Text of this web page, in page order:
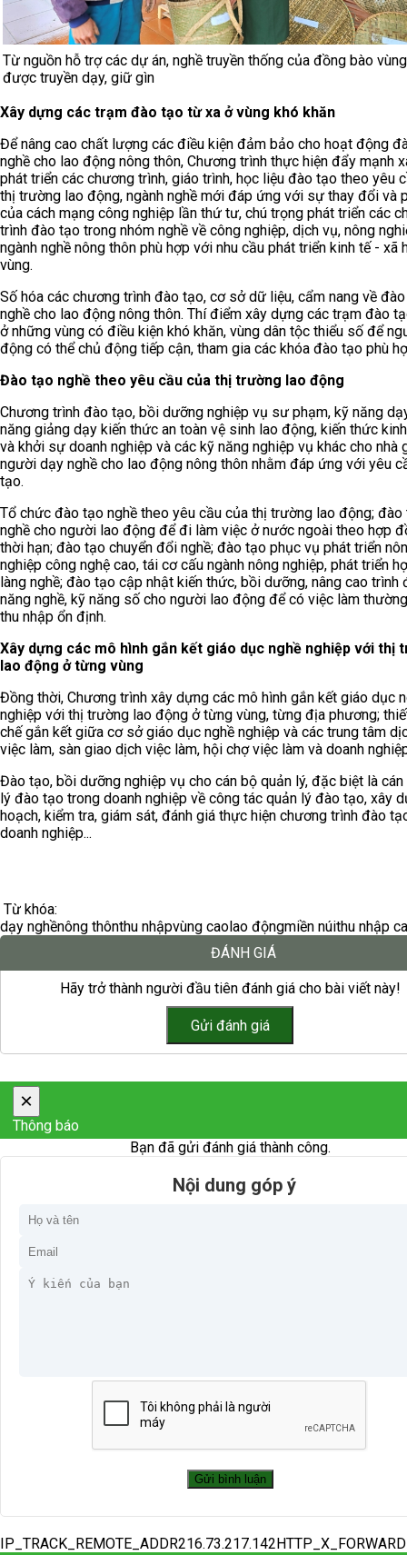
Từ nguồn hỗ trợ các dự án, nghề truyền thống của đồng bào
được truyền dạy, giữ gìn
Xây dựng các trạm đào tạo từ xa ở vùng khó khăn
Để nâng cao chất lượng các điều kiện đảm bảo cho hoạt động
nghề cho lao động nông thôn, Chương trình thực hiện đẩy mạnh
phát triển các chương trình, giáo trình, học liệu đào tạo theo yêu
thị trường lao động, ngành nghề mới đáp ứng với sự thay đổi và
của cách mạng công nghiệp lần thứ tư, chú trọng phát triển các
trình đào tạo trong nhóm nghề về công nghiệp, dịch vụ, nông
ngành nghề nông thôn phù hợp với nhu cầu phát triển kinh tế - xã
vùng.
Số hóa các chương trình đào tạo, cơ sở dữ liệu, cẩm nang về
nghề cho lao động nông thôn. Thí điểm xây dựng các trạm đào
ở những vùng có điều kiện khó khăn, vùng dân tộc thiểu số để
động có thể chủ động tiếp cận, tham gia các khóa đào tạo phù
Đào tạo nghề theo yêu cầu của thị trường lao động
Chương trình đào tạo, bồi dưỡng nghiệp vụ sư phạm, kỹ năng
năng giảng dạy kiến thức an toàn vệ sinh lao động, kiến thức
và khởi sự doanh nghiệp và các kỹ năng nghiệp vụ khác cho nhà
người dạy nghề cho lao động nông thôn nhằm đáp ứng với yêu
tạo.
Tổ chức đào tạo nghề theo yêu cầu của thị trường lao động; đào
nghề cho người lao động để đi làm việc ở nước ngoài theo hợp
thời hạn; đào tạo chuyển đổi nghề; đào tạo phục vụ phát triển
nghiệp công nghệ cao, tái cơ cấu ngành nông nghiệp, phát triển
làng nghề; đào tạo cập nhật kiến thức, bồi dưỡng, nâng cao trình
năng nghề, kỹ năng số cho người lao động để có việc làm
thu nhập ổn định.
Xây dựng các mô hình gắn kết giáo dục nghề nghiệp với thị
lao động ở từng vùng
Đồng thời, Chương trình xây dựng các mô hình gắn kết giáo dục
nghiệp với thị trường lao động ở từng vùng, từng địa phương;
chế gắn kết giữa cơ sở giáo dục nghề nghiệp và các trung tâm
việc làm, sàn giao dịch việc làm, hội chợ việc làm và doanh
Đào tạo, bồi dưỡng nghiệp vụ cho cán bộ quản lý, đặc biệt là cán
lý đào tạo trong doanh nghiệp về công tác quản lý đào tạo, xây
hoạch, kiểm tra, giám sát, đánh giá thực hiện chương trình đào
doanh nghiệp...
Từ khóa:
dạy nghềnông thônthu nhậpvùng caolao độngmiền núithu nhập
ĐÁNH GIÁ
Hãy trở thành người đầu tiên đánh giá cho bài viết này!
×
Thông báo
Bạn đã gửi đánh giá thành công.
Nội dung góp ý